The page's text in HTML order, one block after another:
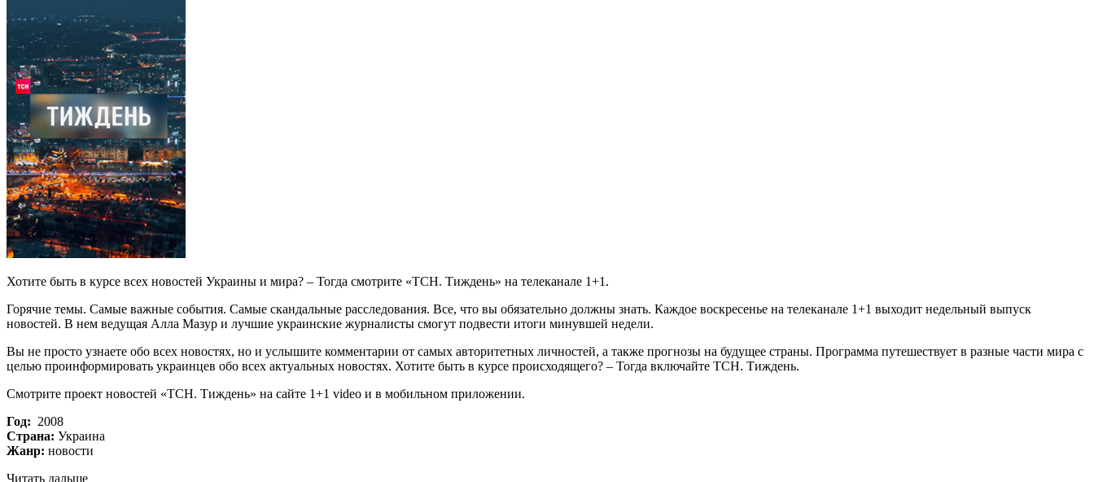
Хотите быть в курсе всех новостей Украины и мира? – Тогда смотрите «ТСН. Тиждень» на телеканале 1+1.
Горячие темы. Самые важные события. Самые скандальные расследования. Все, что вы обязательно должны знать. Каждое воскресенье на телеканале 1+1 выходит недельный выпуск
новостей. В нем ведущая Алла Мазур и лучшие украинские журналисты смогут подвести итоги минувшей недели.
Вы не просто узнаете обо всех новостях, но и услышите комментарии от самых авторитетных личностей, а также прогнозы на будущее страны. Программа путешествует в разные части мира с
целью проинформировать украинцев обо всех актуальных новостях. Хотите быть в курсе происходящего? – Тогда включайте ТСН. Тиждень.
Смотрите проект новостей «ТСН. Тиждень» на сайте 1+1 video и в мобильном приложении.
Год: 2008
Страна: Украина
Жанр: новости
Читать дальше